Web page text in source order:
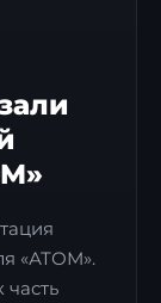
«АТОМ».
часть